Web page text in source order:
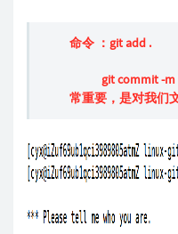
命令 ：git add .
git commit -m “
常重要，是对我们